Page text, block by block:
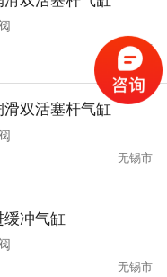
无锡市
双活塞杆气缸
无锡市
冲气缸
无锡市